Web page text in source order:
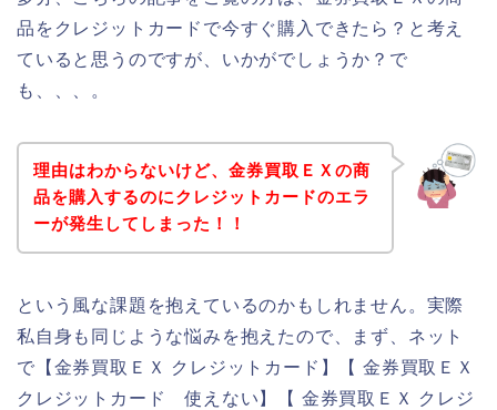
品をクレジットカードで今すぐ購入できたら？と考え
ていると思うのですが、いかがでしょうか？で
も、、、。
理由はわからないけど、金券買取ＥＸの商
品を購入するのにクレジットカードのエラ
ーが発生してしまった！！
という風な課題を抱えているのかもしれません。実際
私自身も同じような悩みを抱えたので、まず、ネット
で【金券買取ＥＸ クレジットカード】【 金券買取ＥＸ
クレジットカード 使えない】【 金券買取ＥＸ クレジ